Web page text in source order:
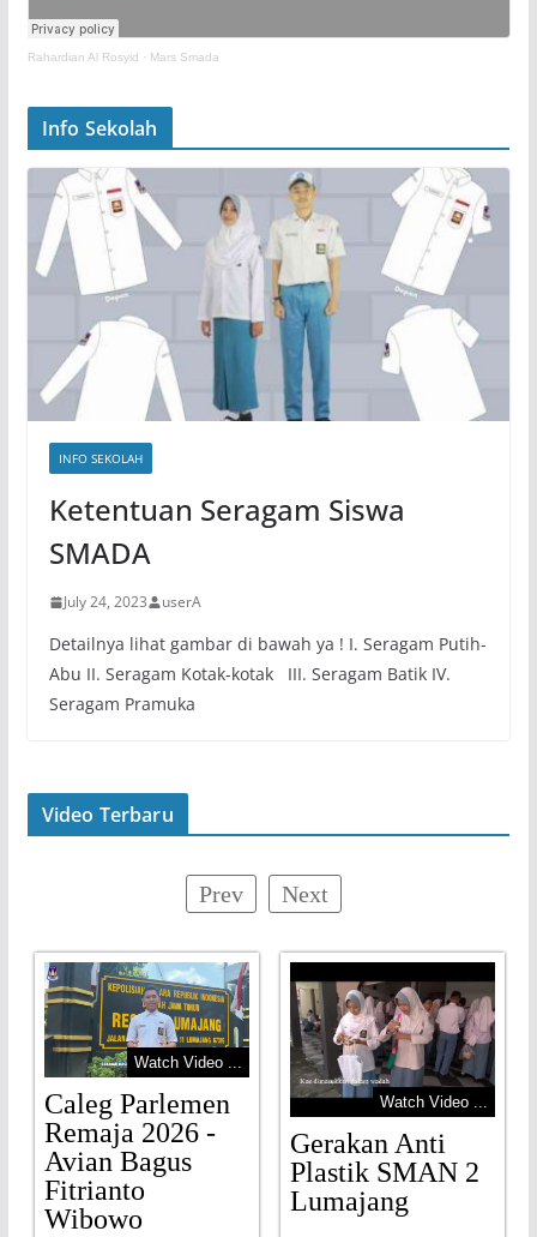
Rahardian Al Rosyid · Mars Smada
Info Sekolah
INFO SEKOLAH
Ketentuan Seragam Siswa
SMADA
July 24, 2023 userA
Detailnya lihat gambar di bawah ya ! I. Seragam Putih-
Abu II. Seragam Kotak-kotak III. Seragam Batik IV.
Seragam Pramuka
Video Terbaru
Prev Next
Watch Video ...
Caleg Parlemen
Remaja 2026 -
Avian Bagus
Fitrianto
Wibowo
Watch Video ...
Gerakan Anti
Plastik SMAN 2
Lumajang